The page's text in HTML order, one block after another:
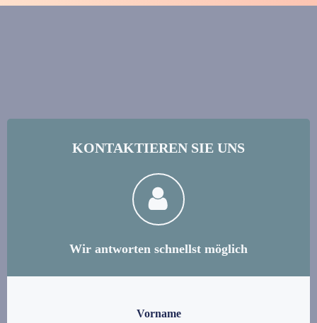
KONTAKTIEREN SIE UNS
Wir antworten schnellst möglich
Vorname